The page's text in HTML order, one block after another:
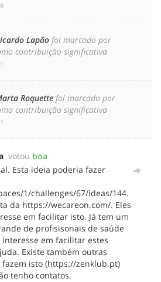
Lapão foi marcado por
contribuição significativa
Roquette foi marcado por
contribuição significativa
votou boa
Esta ideia poderia fazer
1/challenges/67/ideas/144.
da https://wecareon.com/. Eles
em facilitar isto. Já tem um
de profisisonais de saúde
em facilitar estes
Existe também outras
fazem isto (https://zenklub.pt)
tenho contatos.